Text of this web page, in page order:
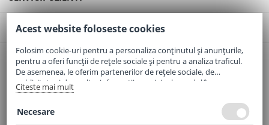
CONTACT
Email:office@elaptepraf.ro
Telefon:0745-964-449
Adresa:Sos. Borsului, Nr. 20, Oradea, Jud. Bihor
Acest website foloseste cookies
Folosim cookie-uri pentru a personaliza conținutul și anunțurile,
pentru a oferi funcții de rețele sociale și pentru a analiza traficul.
De asemenea, le oferim partenerilor de rețele sociale, de
publicitate și de analize informații cu privire la modul în care
folosiți site-ul nostru. Aceștia le pot combina cu alte informații
Citeste mai mult
Necesare